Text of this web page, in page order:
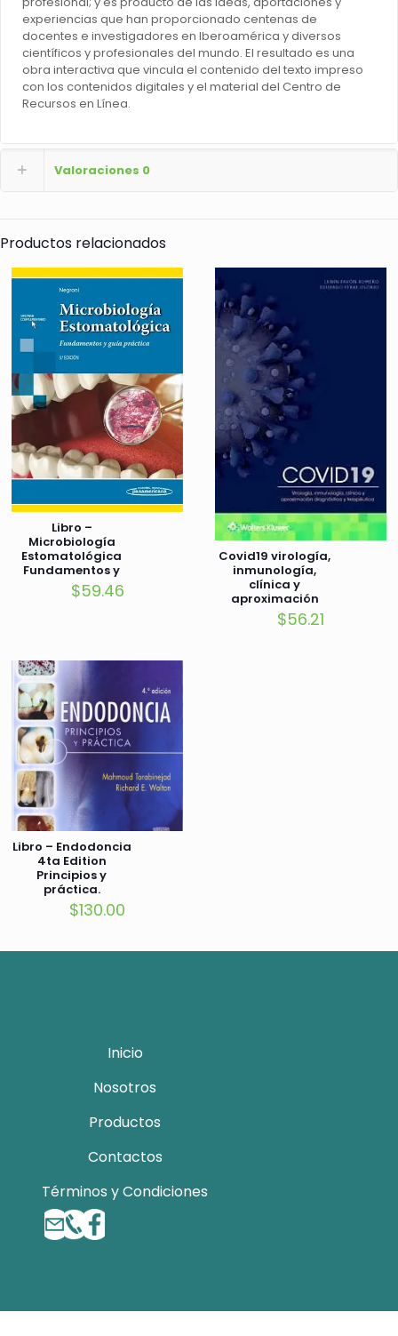
experiencias que han proporcionado centenas de
docentes e investigadores en Iberoamérica y diversos
científicos y profesionales del mundo. El resultado es una
obra interactiva que vincula el contenido del texto impreso
con los contenidos digitales y el material del Centro de
Recursos en Línea.
Valoraciones 0
Productos relacionados
Libro –
Microbiología
Estomatológica
Fundamentos y
guía práctica 3a
Ed.
$59.46
Covid19 virología,
inmunología,
clínica y
aproximación
diagnóstica y
terapéutica
$56.21
Libro – Endodoncia
4ta Edition
Principios y
práctica.
$130.00
Inicio
Nosotros
Productos
Contactos
Términos y Condiciones